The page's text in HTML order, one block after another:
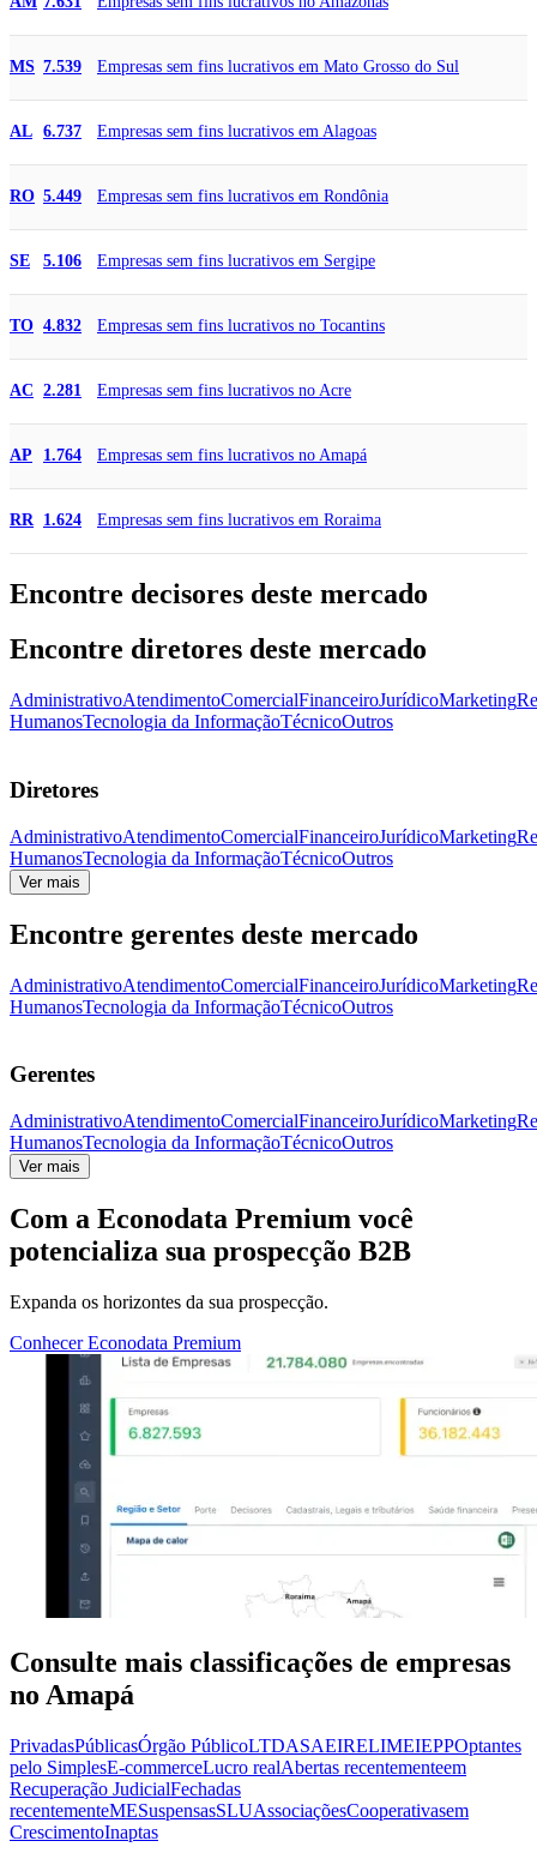
MS 7.539 Empresas sem fins lucrativos em Mato Grosso do Sul
AL 6.737 Empresas sem fins lucrativos em Alagoas
RO 5.449 Empresas sem fins lucrativos em Rondônia
SE 5.106 Empresas sem fins lucrativos em Sergipe
TO 4.832 Empresas sem fins lucrativos no Tocantins
AC 2.281 Empresas sem fins lucrativos no Acre
AP 1.764 Empresas sem fins lucrativos no Amapá
RR 1.624 Empresas sem fins lucrativos em Roraima
Encontre decisores deste mercado
Encontre diretores deste mercado
AdministrativoAtendimentoComercialFinanceiroJurídicoMarketing
HumanosTecnologia da InformaçãoTécnicoOutros
Diretores
AdministrativoAtendimentoComercialFinanceiroJurídicoMarketing
HumanosTecnologia da InformaçãoTécnicoOutros
Ver mais
Encontre gerentes deste mercado
AdministrativoAtendimentoComercialFinanceiroJurídicoMarketing
HumanosTecnologia da InformaçãoTécnicoOutros
Gerentes
AdministrativoAtendimentoComercialFinanceiroJurídicoMarketing
HumanosTecnologia da InformaçãoTécnicoOutros
Ver mais
Com a Econodata Premium você
potencializa sua prospecção B2B
Expanda os horizontes da sua prospecção.
Conhecer Econodata Premium
Consulte mais classificações de empresas
no Amapá
PrivadasPúblicasÓrgão PúblicoLTDASAEIRELIMEIEPPOptantes
pelo SimplesE-commerceLucro realAbertas recentementeem
Recuperação JudicialFechadas
recentementeMESuspensasSLUAssociaçõesCooperativasem
CrescimentoInaptas